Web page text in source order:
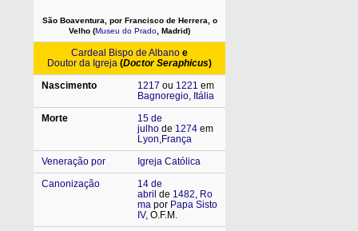
São Boaventura, por Francisco de Herrera, o
Velho (Museu do Prado , Madrid)
Cardeal Bispo de Albano e
Doutor da Igreja (Doctor Seraphicus)
Nascimento
1217 ou 1221 em
Bagnoregio, Itália
Morte
15 de
julho de 1274 em
Lyon,França
Veneração por
Igreja Católica
Canonização
14 de
abril de 1482, Ro
ma por Papa Sisto
IV, O.F.M.